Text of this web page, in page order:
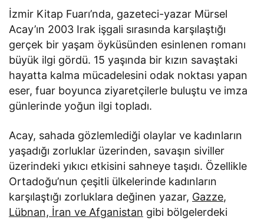
İzmir Kitap Fuarı’nda, gazeteci-yazar Mürsel
Acay’ın 2003 Irak işgali sırasında karşılaştığı
gerçek bir yaşam öyküsünden esinlenen romanı
büyük ilgi gördü. 15 yaşında bir kızın savaştaki
hayatta kalma mücadelesini odak noktası yapan
eser, fuar boyunca ziyaretçilerle buluştu ve imza
günlerinde yoğun ilgi topladı.
Acay, sahada gözlemlediği olaylar ve kadınların
yaşadığı zorluklar üzerinden, savaşın siviller
üzerindeki yıkıcı etkisini sahneye taşıdı. Özellikle
Ortadoğu’nun çeşitli ülkelerinde kadınların
karşılaştığı zorluklara değinen yazar, Gazze,
Lübnan, İran ve Afganistan gibi bölgelerdeki